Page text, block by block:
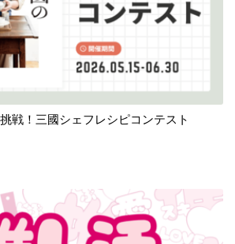
戦！三國シェフレシピコンテスト